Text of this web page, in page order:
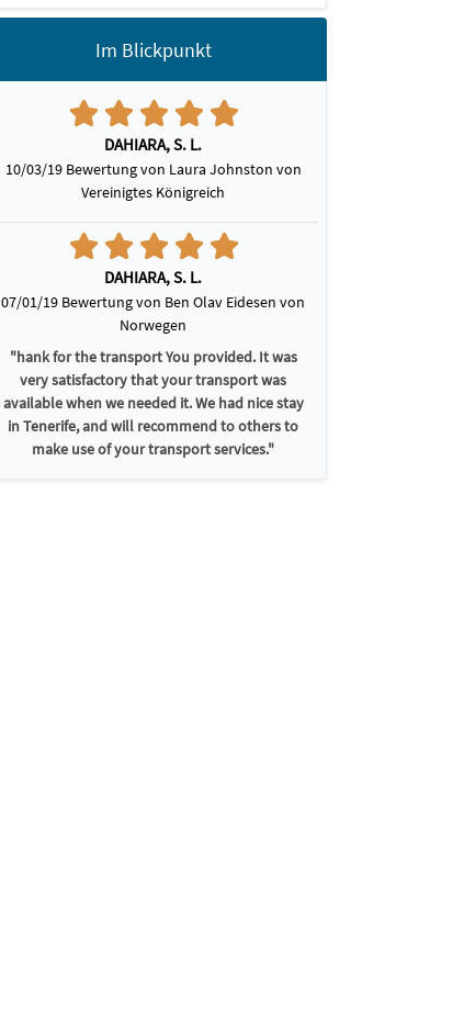
Im Blickpunkt
DAHIARA, S. L.
10/03/19 Bewertung von Laura Johnston von
Vereinigtes Königreich
DAHIARA, S. L.
07/01/19 Bewertung von Ben Olav Eidesen von
Norwegen
"hank for the transport You provided. It was
very satisfactory that your transport was
available when we needed it. We had nice stay
in Tenerife, and will recommend to others to
make use of your transport services."